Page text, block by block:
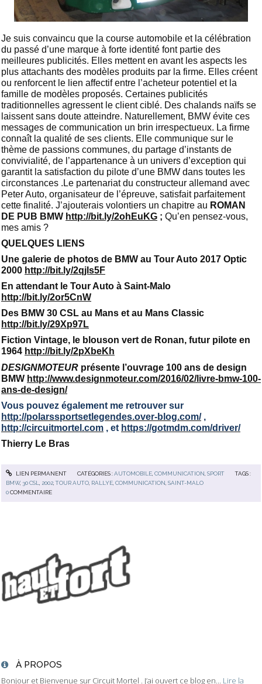
À PROPOS
Bonjour et Bienvenue sur Circuit Mortel . J’ai ouvert ce blog en... Lire la
Je suis convaincu que la course automobile et la célébration
du passé d’une marque à forte identité font partie des
meilleures publicités. Elles mettent en avant les aspects les
plus attachants des modèles produits par la firme. Elles créent
ou renforcent le lien affectif entre l’acheteur potentiel et la
famille de modèles proposés. Certaines publicités
traditionnelles agressent le client ciblé. Des chalands naïfs se
laissent sans doute atteindre. Naturellement, BMW évite ces
messages de communication un brin irrespectueux. La firme
connaît la qualité de ses clients. Elle communique sur le
thème de passions communes, du partage d’instants de
convivialité, de l’appartenance à un univers d’exception qui
garantit la satisfaction du pilote d’une BMW dans toutes les
circonstances .Le partenariat du constructeur allemand avec
Peter Auto, organisateur de l’épreuve, satisfait parfaitement
cette finalité. J’ajouterais volontiers un chapitre au ROMAN
DE PUB BMW http://bit.ly/2ohEuKG ; Qu’en pensez-vous,
mes amis ?
QUELQUES LIENS
Une galerie de photos de BMW au Tour Auto 2017 Optic
2000 http://bit.ly/2qjls5F
En attendant le Tour Auto à Saint-Malo
http://bit.ly/2or5CnW
Des BMW 30 CSL au Mans et au Mans Classic
http://bit.ly/29Xp97L
Fiction Vintage, le blouson vert de Ronan, futur pilote en
1964 http://bit.ly/2pXbeKh
DESIGNMOTEUR présente l’ouvrage 100 ans de design
BMW http://www.designmoteur.com/2016/02/livre-bmw-100-
ans-de-design/
Vous pouvez également me retrouver sur
http://polarssportsetlegendes.over-blog.com/,
http://circuitmortel.com , et https://gotmdm.com/driver/
Thierry Le Bras
LIEN PERMANENT CATÉGORIES :AUTOMOBILE, COMMUNICATION, SPORT
TAGS :
BMW, 30 CSL, 2002,TOUR AUTO, RALLYE,COMMUNICATION,SAINT-MALO
0COMMENTAIRE